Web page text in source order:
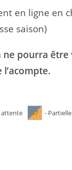
en ligne en
saison)
pourra être
attente 07 -